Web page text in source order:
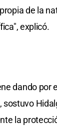
de la
explicó.
dando por
la